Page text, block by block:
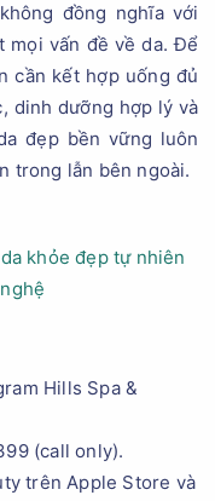
đồng nghĩa với
mọi vấn đề về da. Để
cần kết hợp uống đủ
dinh dưỡng hợp lý và
đẹp bền vững luôn
trong lẫn bên ngoài.
khỏe đẹp tự nhiên
Hills Spa &
(call only).
trên Apple Store và